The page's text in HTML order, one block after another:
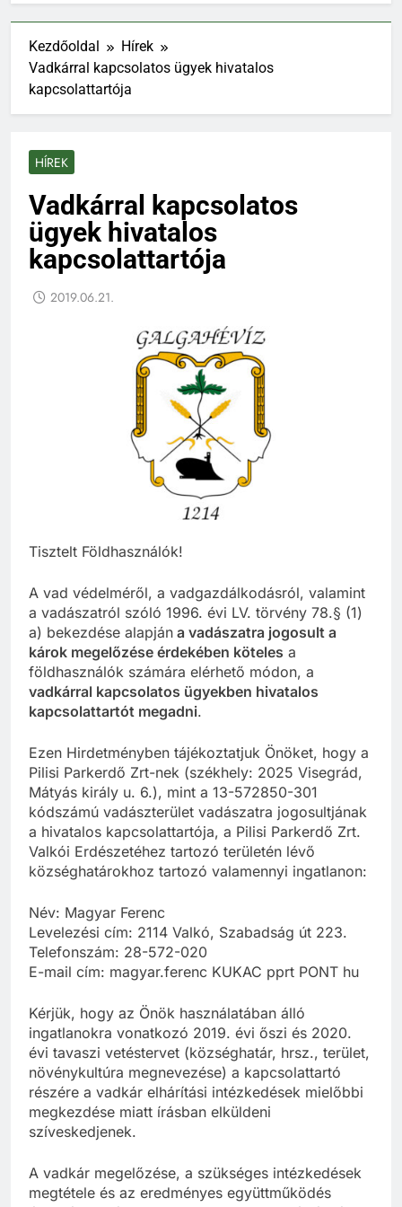
Kezdőoldal
Hírek
Vadkárral kapcsolatos ügyek hivatalos
kapcsolattartója
HÍREK
Vadkárral kapcsolatos
ügyek hivatalos
kapcsolattartója
2019.06.21.
Tisztelt Földhasználók!
A vad védelméről, a vadgazdálkodásról, valamint
a vadászatról szóló 1996. évi LV. törvény 78.§ (1)
a) bekezdése alapján a vadászatra jogosult a
károk megelőzése érdekében köteles a
földhasználók számára elérhető módon, a
vadkárral kapcsolatos ügyekben hivatalos
kapcsolattartót megadni.
Ezen Hirdetményben tájékoztatjuk Önöket, hogy a
Pilisi Parkerdő Zrt-nek (székhely: 2025 Visegrád,
Mátyás király u. 6.), mint a 13-572850-301
kódszámú vadászterület vadászatra jogosultjának
a hivatalos kapcsolattartója, a Pilisi Parkerdő Zrt.
Valkói Erdészetéhez tartozó területén lévő
községhatárokhoz tartozó valamennyi ingatlanon:
Név: Magyar Ferenc
Levelezési cím: 2114 Valkó, Szabadság út 223.
Telefonszám: 28-572-020
E-mail cím: magyar.ferenc KUKAC pprt PONT hu
Kérjük, hogy az Önök használatában álló
ingatlanokra vonatkozó 2019. évi őszi és 2020.
évi tavaszi vetéstervet (községhatár, hrsz., terület,
növénykultúra megnevezése) a kapcsolattartó
részére a vadkár elhárítási intézkedések mielőbbi
megkezdése miatt írásban elküldeni
szíveskedjenek.
A vadkár megelőzése, a szükséges intézkedések
megtétele és az eredményes együttműködés